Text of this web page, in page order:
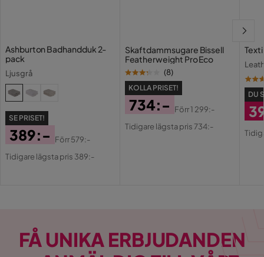
Ashburton Badhandduk 2-
pack
Ljusgrå
SE PRISET!
Pris
389:-
Original
Förr579:-
Tidigare lägsta pris 389:-
Skaftdammsugare Bissell
Featherweight Pro Eco
(8)
KOLLA PRISET!
Pris
734:-
Original
Förr1 299:-
Tidigare lägsta pris 734:-
DU
FÅ UNIKA ERBJUDANDEN